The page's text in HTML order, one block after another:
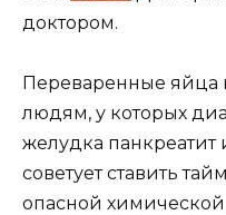
доктором.
Переваренные яйца
людям, у которых
желудка панкреатит
советует ставить
опасной